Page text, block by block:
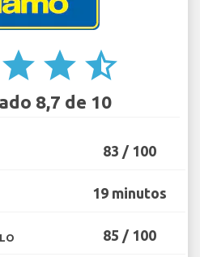
star star star_half
8,7 de 10
83 / 100
19 minutos
85 / 100